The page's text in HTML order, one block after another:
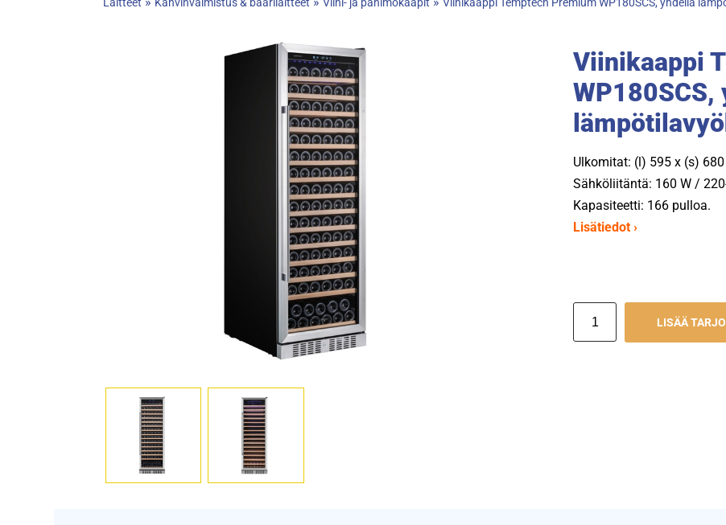
Laitteet Kahvinvalmistus & baarilaitteet Viini- ja panimokaapit Viinikaappi Temptech Premium WP180SCS, yhdellä
Viinikaappi
WP180SCS,
Ulkomitat: (l) 595 x (s)
Sähköliitäntä: 160 W /
Kapasiteetti: 166 pulloa.
Lisätiedot ›
LISÄÄ